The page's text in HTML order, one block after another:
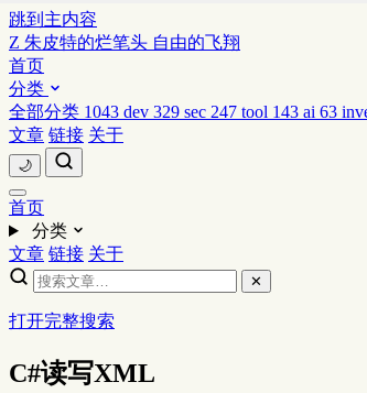
跳到主内容
Z 朱皮特的烂笔头 自由的飞翔
首页
分类
全部分类 1043 dev 329 sec 247 tool 143 ai 63
文章 链接 关于
🌙
首页
分类
文章 链接 关于
✕
打开完整搜索
C#读写XML